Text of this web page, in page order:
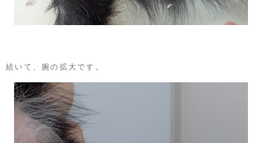
続いて、腕の拡大です。